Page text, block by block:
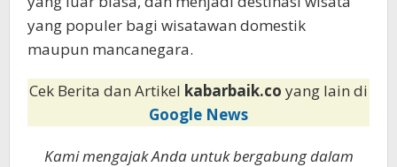
yang populer bagi wisatawan domestik
maupun mancanegara.
Cek Berita dan Artikel kabarbaik.co yang lain di
Google News
Kami mengajak Anda untuk bergabung dalam